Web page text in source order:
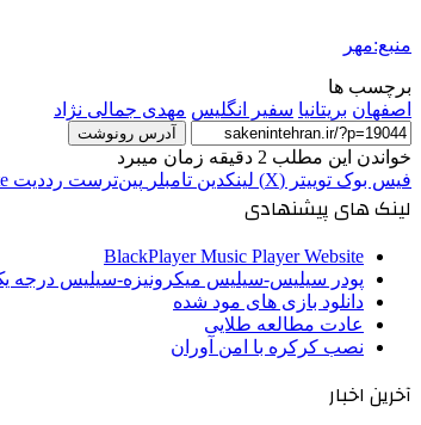
منبع:مهر
برچسب ها
اصفهان بریتانیا سفیر انگلیس مهدی جمالی نژاد
آدرس رونوشت
خواندن این مطلب 2 دقیقه زمان میبرد
فیس بوک توییتر (X) لینکدین ‫تامبلر ‫پین‌ترست ‫رددیت
لینک های پیشنهادی
BlackPlayer Music Player Website
پودر سیلیس-سیلیس میکرونیزه-سیلیس
دانلود بازی های مود شده
عادت مطالعه طلایی
نصب کرکره با امن آوران
آخرین اخبار